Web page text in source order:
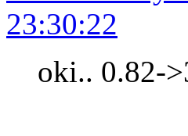
23:30:22
oki.. 0.82-